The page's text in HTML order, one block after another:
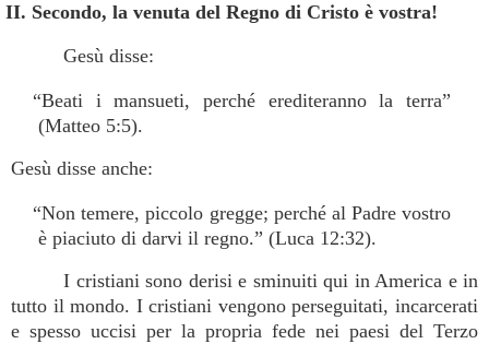
II. Secondo, la venuta del Regno di Cristo è vostra!
Gesù disse:
“Beati i mansueti, perché erediteranno la terra”
(Matteo 5:5).
Gesù disse anche:
“Non temere, piccolo gregge; perché al Padre vostro
è piaciuto di darvi il regno.” (Luca 12:32).
I cristiani sono derisi e sminuiti qui in America e in
tutto il mondo. I cristiani vengono perseguitati, incarcerati
e spesso uccisi per la propria fede nei paesi del Terzo